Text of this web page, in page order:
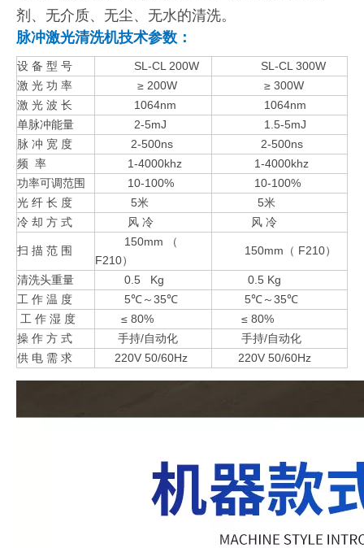
剂、无介质、无尘、无水的清洗。
脉冲激光清洗机技术参数：
设 备 型 号 SL-CL 200W
SL-CL 300W
激 光 功 率
≥ 200W
≥ 300W
激 光 波 长
1064nm
1064nm
单脉冲能量
2-5mJ
1.5-5mJ
脉 冲 宽 度
2-500ns
2-500ns
频 率
1-4000khz
1-4000khz
功率可调范围
10-100%
10-100%
光 纤 长 度
5米
5米
冷 却 方 式
风 冷 风 冷
扫 描 范 围
150mm （
F210）
150mm（ F210）
清洗头重量 0.5 Kg
0.5 Kg
工 作 温 度
5℃～35℃
5℃～35℃
工 作 湿 度
≤ 80%
≤ 80%
操 作 方 式
手持/自动化
手持/自动化
供 电 需 求
220V 50/60Hz 220V 50/60Hz